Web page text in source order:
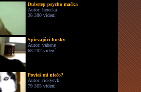
Dubstep psycho mačka
Autor: herecka
36 380 videní
Spievajúci husky
Autor: vabene
68 202 videní
Povieš mi niečo?
Autor: rickysvk
79 365 videní